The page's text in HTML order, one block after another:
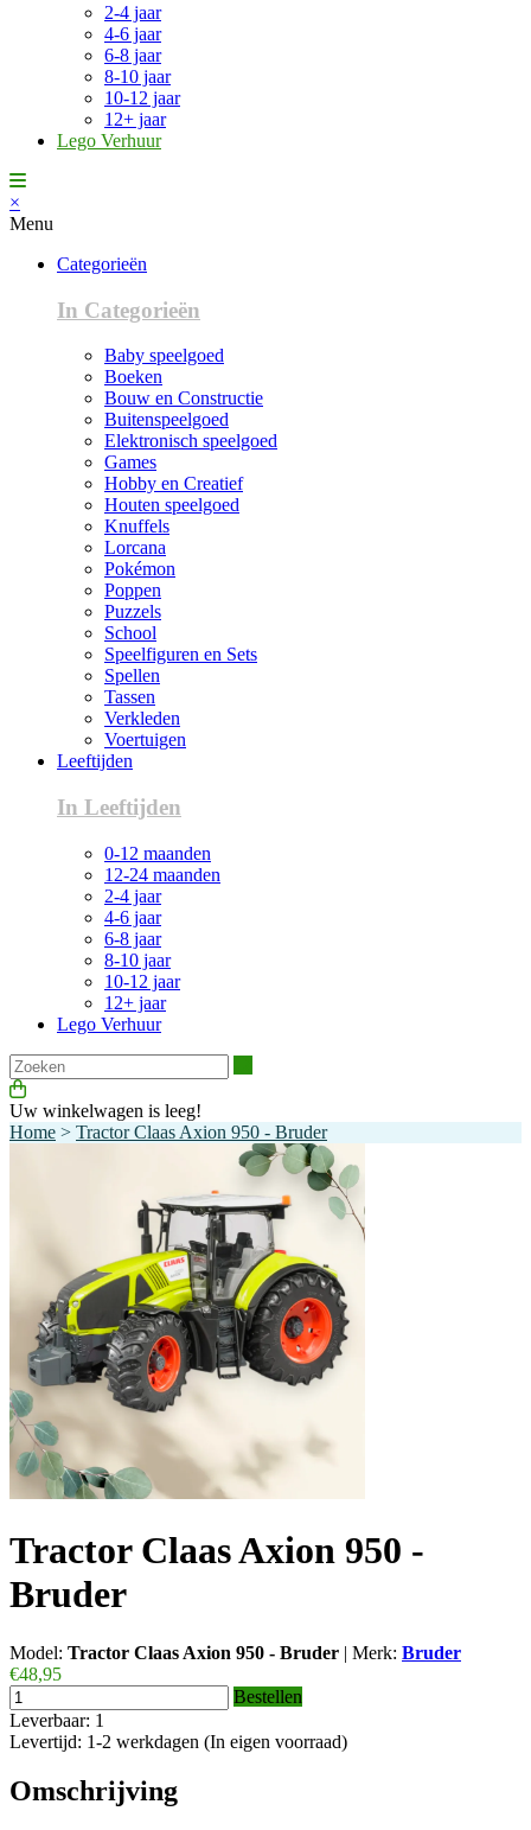
2-4 jaar
4-6 jaar
6-8 jaar
8-10 jaar
10-12 jaar
12+ jaar
Lego Verhuur
×
Menu
Categorieën
In Categorieën
Baby speelgoed
Boeken
Bouw en Constructie
Buitenspeelgoed
Elektronisch speelgoed
Games
Hobby en Creatief
Houten speelgoed
Knuffels
Lorcana
Pokémon
Poppen
Puzzels
School
Speelfiguren en Sets
Spellen
Tassen
Verkleden
Voertuigen
Leeftijden
In Leeftijden
0-12 maanden
12-24 maanden
2-4 jaar
4-6 jaar
6-8 jaar
8-10 jaar
10-12 jaar
12+ jaar
Lego Verhuur
Uw winkelwagen is leeg!
Home > Tractor Claas Axion 950 - Bruder
Tractor Claas Axion 950 -
Bruder
Model: Tractor Claas Axion 950 - Bruder | Merk: Bruder
€48,95
Bestellen
Leverbaar: 1
Levertijd: 1-2 werkdagen (In eigen voorraad)
Omschrijving